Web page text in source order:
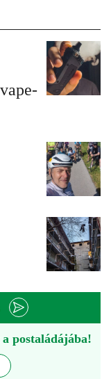
postaládájába!